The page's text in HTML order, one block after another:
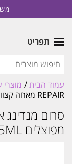
תפריט
עמוד הבית/
REPAIR מאחה קצוות מפוצלים MOROCCANOIL 75ML
מפוצלים MOROCCANOIL 75ML